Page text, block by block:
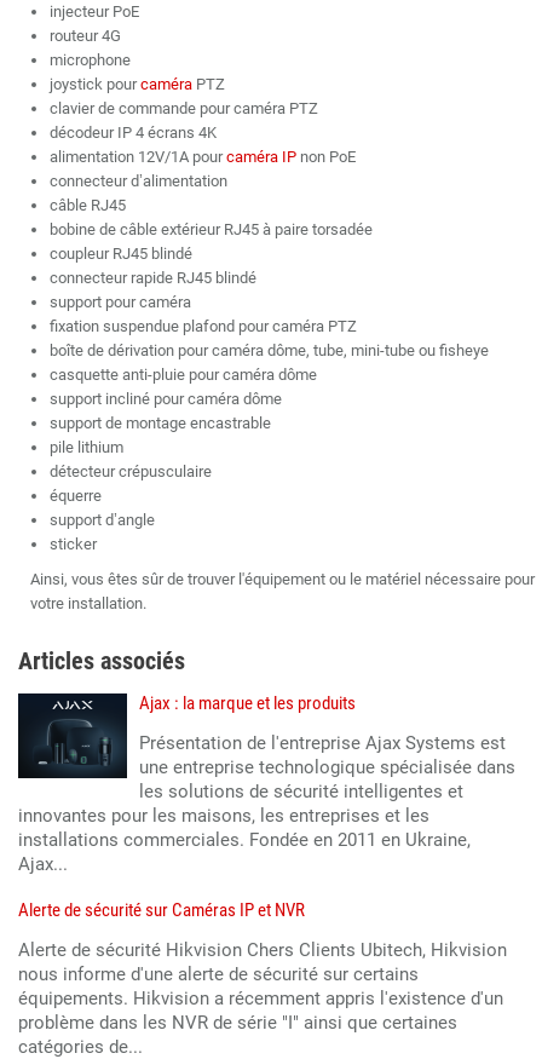
injecteur PoE
routeur 4G
microphone
joystick pourcaméra PTZ
clavier de commande pour caméra PTZ
décodeur IP 4 écrans 4K
alimentation 12V/1A pourcaméra IP non PoE
connecteur d’alimentation
câble RJ45
bobine de câble extérieur RJ45 à paire torsadée
coupleur RJ45 blindé
connecteur rapide RJ45 blindé
support pour caméra
fixation suspendue plafond pour caméra PTZ
boîte de dérivation pour caméra dôme, tube, mini-tube ou fisheye
casquette anti-pluie pour caméra dôme
support incliné pour caméra dôme
support de montage encastrable
pile lithium
détecteur crépusculaire
équerre
support d’angle
sticker
Ainsi, vous êtes sûr de trouver l'équipement ou le matériel nécessaire pour
votre installation.
Articles associés
Ajax : la marque et les produits
Présentation de l'entreprise Ajax Systems est
une entreprise technologique spécialisée dans
les solutions de sécurité intelligentes et
innovantes pour les maisons, les entreprises et les
installations commerciales. Fondée en 2011 en Ukraine,
Ajax...
Alerte de sécurité sur Caméras IP et NVR
Alerte de sécurité Hikvision Chers Clients Ubitech, Hikvision
nous informe d'une alerte de sécurité sur certains
équipements. Hikvision a récemment appris l'existence d'un
problème dans les NVR de série "I" ainsi que certaines
catégories de...